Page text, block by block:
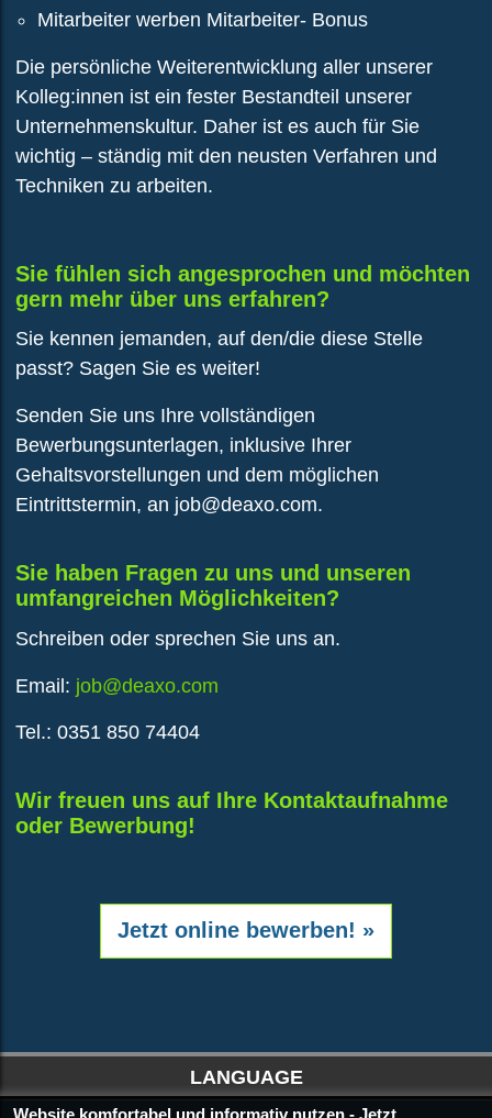
Mitarbeiter werben Mitarbeiter- Bonus
Die persönliche Weiterentwicklung aller unserer
Kolleg:innen ist ein fester Bestandteil unserer
Unternehmenskultur. Daher ist es auch für Sie
wichtig – ständig mit den neusten Verfahren und
Techniken zu arbeiten.
Sie fühlen sich angesprochen und möchten
gern mehr über uns erfahren?
Sie kennen jemanden, auf den/die diese Stelle
passt? Sagen Sie es weiter!
Senden Sie uns Ihre vollständigen
Bewerbungsunterlagen, inklusive Ihrer
Gehaltsvorstellungen und dem möglichen
Eintrittstermin, an job@deaxo.com.
Sie haben Fragen zu uns und unseren
umfangreichen Möglichkeiten?
Schreiben oder sprechen Sie uns an.
Email: job@deaxo.com
Tel.: 0351 850 74404
Wir freuen uns auf Ihre Kontaktaufnahme
oder Bewerbung!
Jetzt online bewerben!
LANGUAGE